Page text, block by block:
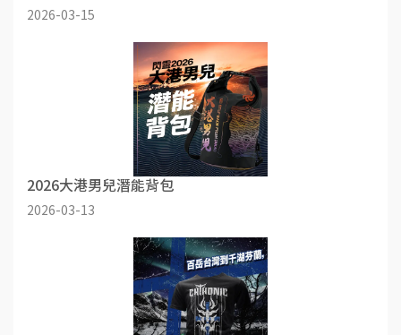
2026-03-15
2026大港男兒潛能背包
2026-03-13